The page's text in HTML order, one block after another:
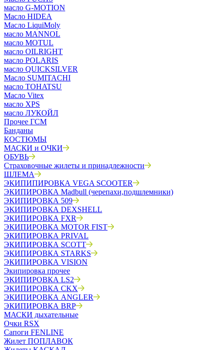
масло G-MOTION
Масло HIDEA
Масло LiquiMoly
масло MANNOL
масло MOTUL
масло OILRIGHT
масло POLARIS
масло QUICKSILVER
Масло SUMITACHI
масло TOHATSU
Масло Vitex
масло XPS
масло ЛУКОЙЛ
Прочее ГСМ
Банданы
КОСТЮМЫ
МАСКИ и ОЧКИ
ОБУВЬ
Страховочные жилеты и принадлежности
ШЛЕМА
ЭКИПИПИРОВКА VEGA SCOOTER
ЭКИПИРОВКА Madbull (черепахи,подшлемники)
ЭКИПИРОВКА 509
ЭКИПИРОВКА DEXSHELL
ЭКИПИРОВКА FXR
ЭКИПИРОВКА MOTOR FIST
ЭКИПИРОВКА PRIVAL
ЭКИПИРОВКА SCOTT
ЭКИПИРОВКА STARKS
ЭКИПИРОВКА VISION
Экипировка прочее
ЭКИПИРОВКА LS2
ЭКИПИРОВКА CKX
ЭКИПИРОВКА ANGLER
ЭКИПИРОВКА BRP
МАСКИ дыхательные
Очки RSX
Сапоги FENLINE
Жилет ПОПЛАВОК